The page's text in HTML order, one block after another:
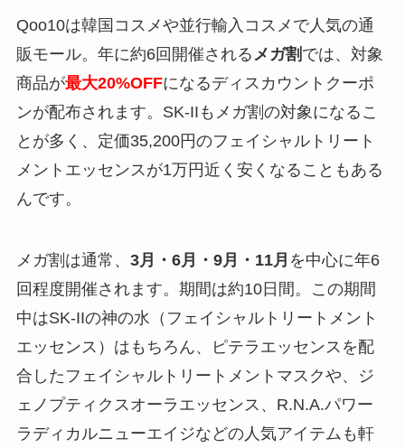
Qoo10は韓国コスメや並行輸入コスメで人気の通
販モール。年に約6回開催されるメガ割 では、対象
商品が最大20%OFFになるディスカウントクーポ
ンが配布されます。SK-IIもメガ割の対象になるこ
とが多く、定価35,200円のフェイシャルトリート
メントエッセンスが1万円近く安くなることもある
んです。
メガ割は通常、 3月・6月・9月・11月 を中心に年6
回程度開催されます。期間は約10日間。この期間
中はSK-IIの神の水（フェイシャルトリートメント
エッセンス）はもちろん、ピテラエッセンスを配
合したフェイシャルトリートメントマスクや、ジ
ェノプティクスオーラエッセンス、R.N.A.パワー
ラディカルニューエイジなどの人気アイテムも軒